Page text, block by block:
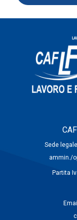
Sede
ammin./
Partita